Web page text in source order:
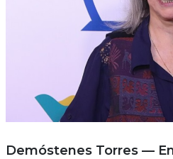
Demóstenes Torres —